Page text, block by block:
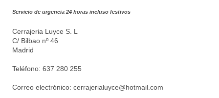
Servicio de urgencia 24 horas incluso festivos
Cerrajeria Luyce S. L
C/ Bilbao nº 46
Madrid
Teléfono: 637 280 255
Correo electrónico: cerrajerialuyce@hotmail.com